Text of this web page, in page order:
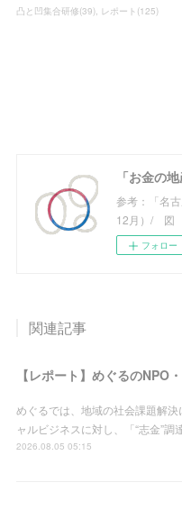
凸と凹集合研修(39) レポート (125)
参考：「名
12月）/ 図
フォロー
関連記事
めぐるでは、地域の社会課題解
ャルビジネスに対し、「“志金”調
2026.08.05 05:15